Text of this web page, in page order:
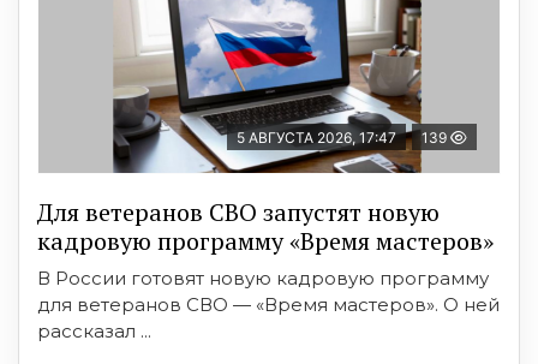
5 АВГУСТА 2026, 17:47 139
Для ветеранов СВО запустят новую
кадровую программу «Время мастеров»
В России готовят новую кадровую программу
для ветеранов СВО — «Время мастеров». О ней
рассказал ...